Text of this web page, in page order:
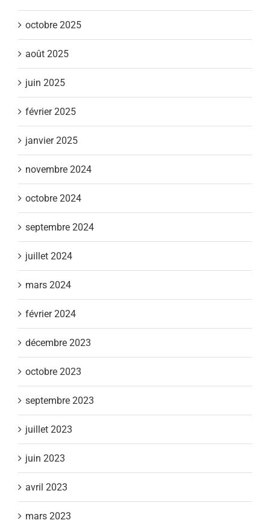
octobre 2025
août 2025
juin 2025
février 2025
janvier 2025
novembre 2024
octobre 2024
septembre 2024
juillet 2024
mars 2024
février 2024
décembre 2023
octobre 2023
septembre 2023
juillet 2023
juin 2023
avril 2023
mars 2023